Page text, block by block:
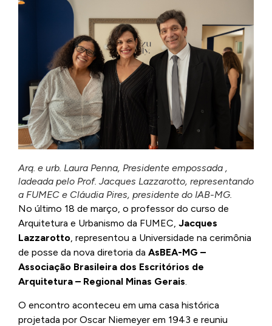
Arq. e urb. Laura Penna, Presidente empossada ,
ladeada pelo Prof. Jacques Lazzarotto, representando
a FUMEC e Cláudia Pires, presidente do IAB-MG.
No último 18 de março, o professor do curso de
Arquitetura e Urbanismo da FUMEC, Jacques
Lazzarotto, representou a Universidade na cerimônia
de posse da nova diretoria da AsBEA-MG –
Associação Brasileira dos Escritórios de
Arquitetura – Regional Minas Gerais.
O encontro aconteceu em uma casa histórica
projetada por Oscar Niemeyer em 1943 e reuniu